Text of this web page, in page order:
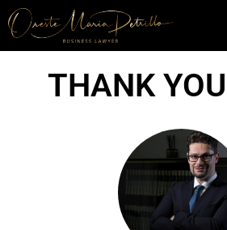
THANK